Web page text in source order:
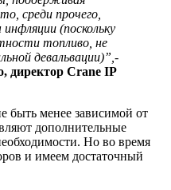
среди прочего,
(поскольку
топливо, не
девальвации)”, -
директор Crane IP
быть менее зависимой от
дополнительные
Но во время
и имеем достаточный